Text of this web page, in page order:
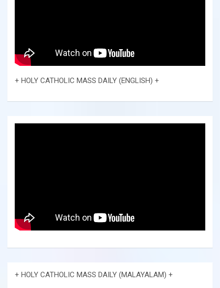
+ HOLY CATHOLIC MASS DAILY (ENGLISH) +
+ HOLY CATHOLIC MASS DAILY (MALAYALAM) +